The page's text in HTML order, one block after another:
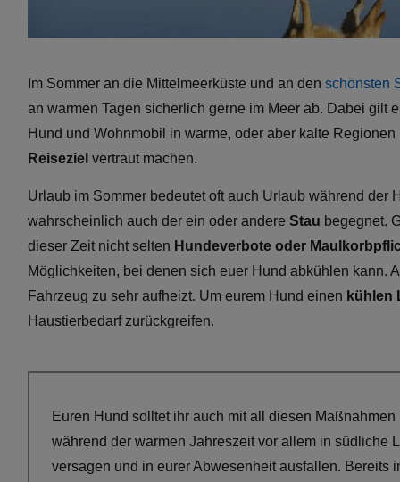
Im Sommer an die Mittelmeerküste und an den schönsten
an warmen Tagen sicherlich gerne im Meer ab. Dabei gilt
Hund und Wohnmobil in warme, oder aber kalte
Reiseziel vertraut machen.
Urlaub im Sommer bedeutet oft auch Urlaub während der
wahrscheinlich auch der ein oder andere Stau begegnet.
dieser Zeit nicht selten Hundeverbote oder
Möglichkeiten, bei denen sich euer Hund abkühlen kann.
Fahrzeug zu sehr aufheizt. Um eurem Hund einen kühlen
Haustierbedarf zurückgreifen.
Euren Hund solltet ihr auch mit all diesen
während der warmen Jahreszeit vor allem in südliche
versagen und in eurer Abwesenheit ausfallen. Bereits